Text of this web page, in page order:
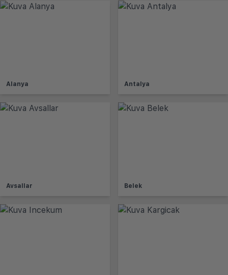
Alanya Antalya
Avsallar Belek